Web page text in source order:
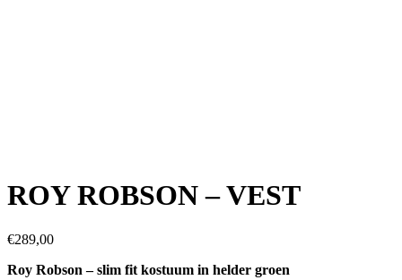
ROY ROBSON – VEST
€289,00
Roy Robson – slim fit kostuum in helder groen